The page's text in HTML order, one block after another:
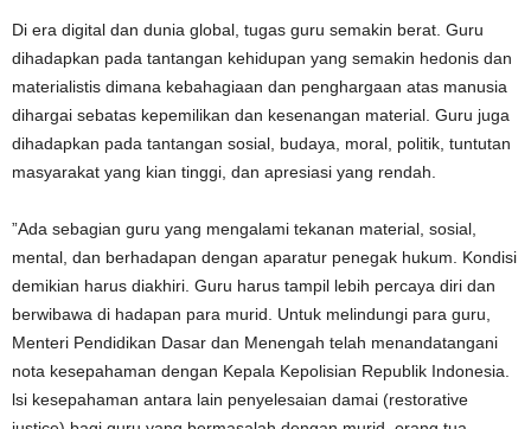
Di era digital dan dunia global, tugas guru semakin berat. Guru
dihadapkan pada tantangan kehidupan yang semakin hedonis dan
materialistis dimana kebahagiaan dan penghargaan atas manusia
dihargai sebatas kepemilikan dan kesenangan material. Guru juga
dihadapkan pada tantangan sosial, budaya, moral, politik, tuntutan
masyarakat yang kian tinggi, dan apresiasi yang rendah.
”Ada sebagian guru yang mengalami tekanan material, sosial,
mental, dan berhadapan dengan aparatur penegak hukum. Kondisi
demikian harus diakhiri. Guru harus tampil lebih percaya diri dan
berwibawa di hadapan para murid. Untuk melindungi para guru,
Menteri Pendidikan Dasar dan Menengah telah menandatangani
nota kesepahaman dengan Kepala Kepolisian Republik Indonesia.
lsi kesepahaman antara lain penyelesaian damai (restorative